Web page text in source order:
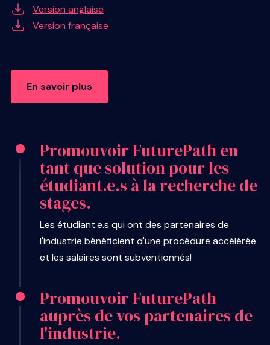
Version anglaise
Version française
En savoir plus
Promouvoir FuturePath en
tant que solution pour les
étudiant.e.s à la recherche de
stages.
Les étudiant.e.s qui ont des partenaires de
l'industrie bénéficient d'une procédure accélérée
et les salaires sont subventionnés!
Promouvoir FuturePath
auprès de vos partenaires de
l'industrie.